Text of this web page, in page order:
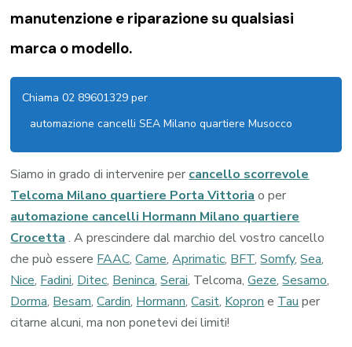
manutenzione e riparazione su qualsiasi
marca o modello.
Chiama 02 89601329 per
automazione cancelli SEA Milano quartiere Musocco
Siamo in grado di intervenire per cancello scorrevole
Telcoma Milano quartiere Porta Vittoria o per
automazione cancelli Hormann Milano quartiere
Crocetta . A prescindere dal marchio del vostro cancello
che può essere FAAC,Came,Aprimatic, BFT,Somfy,Sea,
Nice, Fadini, Ditec, Beninca,Serai, Telcoma,Geze,Sesamo,
Dorma, Besam,Cardin, Hormann,Casit, Kopron e Tau per
citarne alcuni, ma non ponetevi dei limiti!